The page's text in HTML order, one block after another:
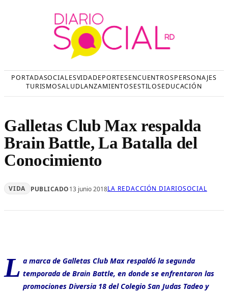
PORTADASOCIALESVIDADEPORTESENCUENTROSPERSONAJES
TURISMOSALUDLANZAMIENTOSESTILOSEDUCACIÓN
Galletas Club Max respalda
Brain Battle, La Batalla del
Conocimiento
VIDA PUBLICADO13 junio 2018LA REDACCIÓN DIARIOSOCIAL
L a marca de Galletas Club Max respaldó la segunda
temporada de Brain Battle, en donde se enfrentaron las
promociones Diversia 18 del Colegio San Judas Tadeo y